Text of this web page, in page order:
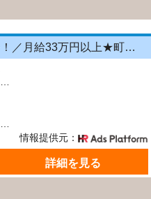
＼投函メイン！営業＆残業ナシ！／月給33万円以上★町歩きをしながら投函♪20～50代活躍中☆年間休日125日以上！[26750542]
情報提供元：
詳細を見る